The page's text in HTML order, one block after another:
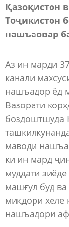
Қазоқистон
Тоҷикистон
нашъаовар
Аз ин марди
канали
нашъадор ёд
Вазорати
боздоштшуда
маводи
ки ин мард
муддати
машғул буд ва
миқдори хеле
нашъадори